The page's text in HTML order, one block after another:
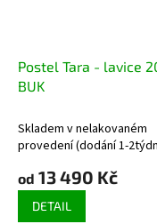
Postel Tara - lavice
BUK
Skladem v nelakovaném
provedení (dodání 1-
od 13 490 Kč
DETAIL